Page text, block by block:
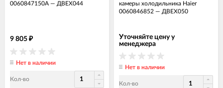
0060847150A — ДВЕХ044
9 805 ₽
Нет в наличии
Кол-во
камеры холодильника Haier
0060846852 — ДВЕХ050
Уточняйте цену у
менеджера
Нет в наличии
Кол-во